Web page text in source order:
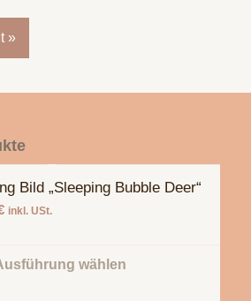
»
Bild „Sleeping Bubble Deer“
inkl. USt.
wählen